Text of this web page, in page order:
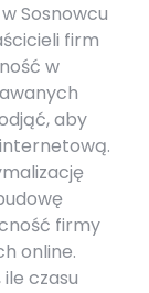
Sosnowcu
firm
w
aby
firmy
online.
czasu